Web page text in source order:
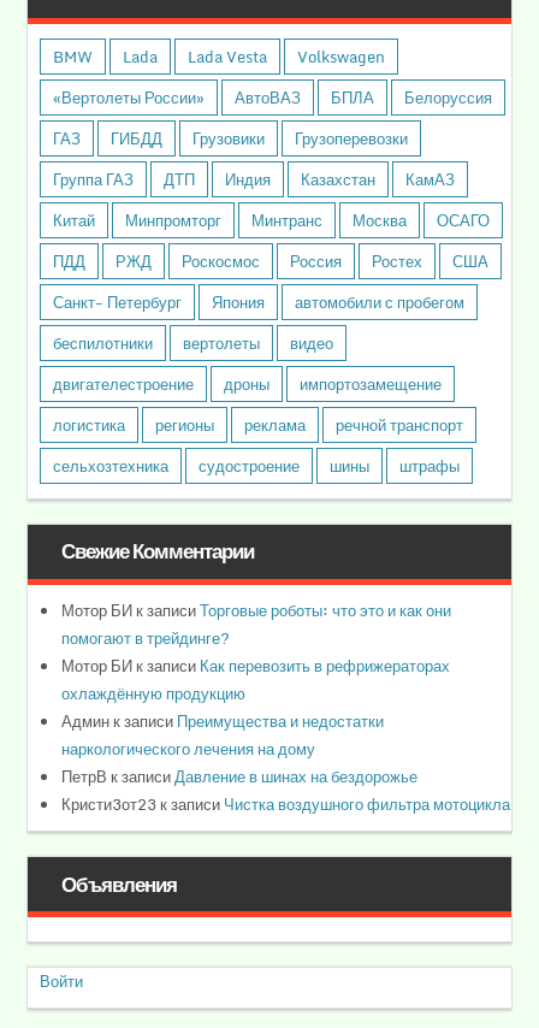
BMW Lada Lada Vesta
Volkswagen
«Вертолеты России»
АвтоВАЗ БПЛА
Белоруссия
ГАЗ
ГИБДД Грузовики
Грузоперевозки
Группа ГАЗ
ДТП Индия Казахстан
КамАЗ
Китай
Минпромторг Минтранс Москва
ОСАГО
ПДД
РЖД Роскосмос Россия Ростех
США
Санкт- Петербург
Япония
автомобили с пробегом
беспилотники
вертолеты
видео
двигателестроение
дроны
импортозамещение
логистика
регионы реклама
речной транспорт
сельхозтехника
судостроение шины штрафы
Свежие Комментарии
Мотор БИк записиТорговые роботы: что это и как они
помогают в трейдинге?
Мотор БИк записиКак перевозить в рефрижераторах
охлаждённую продукцию
Админк записиПреимущества и недостатки
наркологического лечения на дому
ПетрВ к записиДавление в шинах на бездорожье
Кристи3от23 к записиЧистка воздушного фильтра мотоцикла
Объявления
Войти